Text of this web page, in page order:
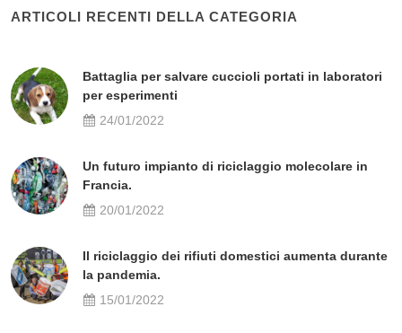
ARTICOLI RECENTI DELLA CATEGORIA
Battaglia per salvare cuccioli portati in laboratori
per esperimenti
24/01/2022
Un futuro impianto di riciclaggio molecolare in
Francia.
20/01/2022
Il riciclaggio dei rifiuti domestici aumenta durante
la pandemia.
15/01/2022